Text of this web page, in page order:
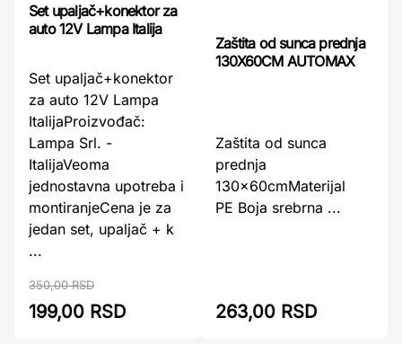
Set upaljač+konektor za
auto 12V Lampa Italija
Set upaljač+konektor
za auto 12V Lampa
ItalijaProizvođač:
Lampa Srl. -
ItalijaVeoma
jednostavna upotreba i
montiranjeCena je za
jedan set, upaljač + k
...
350,00 RSD
199,00 RSD
Zaštita od sunca prednja
130X60CM AUTOMAX
Zaštita od sunca
prednja
130x60cmMaterijal
PE Boja srebrna ...
263,00 RSD